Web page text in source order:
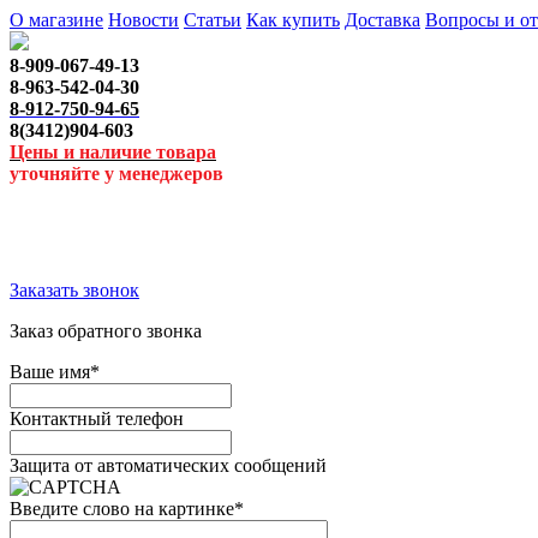
О магазине Новости Статьи Как купить Доставка Вопросы и
8-909-067-49-13
8-963-542-04-30
8-912-750-94-65
8(3412)904-603
Цены и наличие товара
уточняйте у менеджеров
Заказать звонок
Заказ обратного звонка
Ваше имя*
Контактный телефон
Защита от автоматических сообщений
Введите слово на картинке*